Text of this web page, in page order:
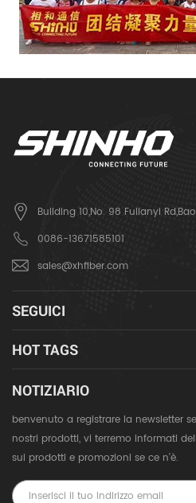
Building 10,No. 98 Fulianyi
0086-13671585101
sales@xhfiber.com
SEGUICI
HOT TAGS
NOTIZIARIO
benvenuto a registrare la newsletter
nostri prodotti, vi terremo informati
sui prodotti e promozioni se ce n'è.